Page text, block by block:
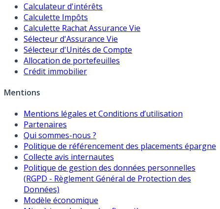
Calculateur d'intérêts
Calculette Impôts
Calculette Rachat Assurance Vie
Sélecteur d'Assurance Vie
Sélecteur d'Unités de Compte
Allocation de portefeuilles
Crédit immobilier
Mentions
Mentions légales et Conditions d’utilisation
Partenaires
Qui sommes-nous ?
Politique de référencement des placements épargne
Collecte avis internautes
Politique de gestion des données personnelles
(RGPD - Règlement Général de Protection des
Données)
Modèle économique